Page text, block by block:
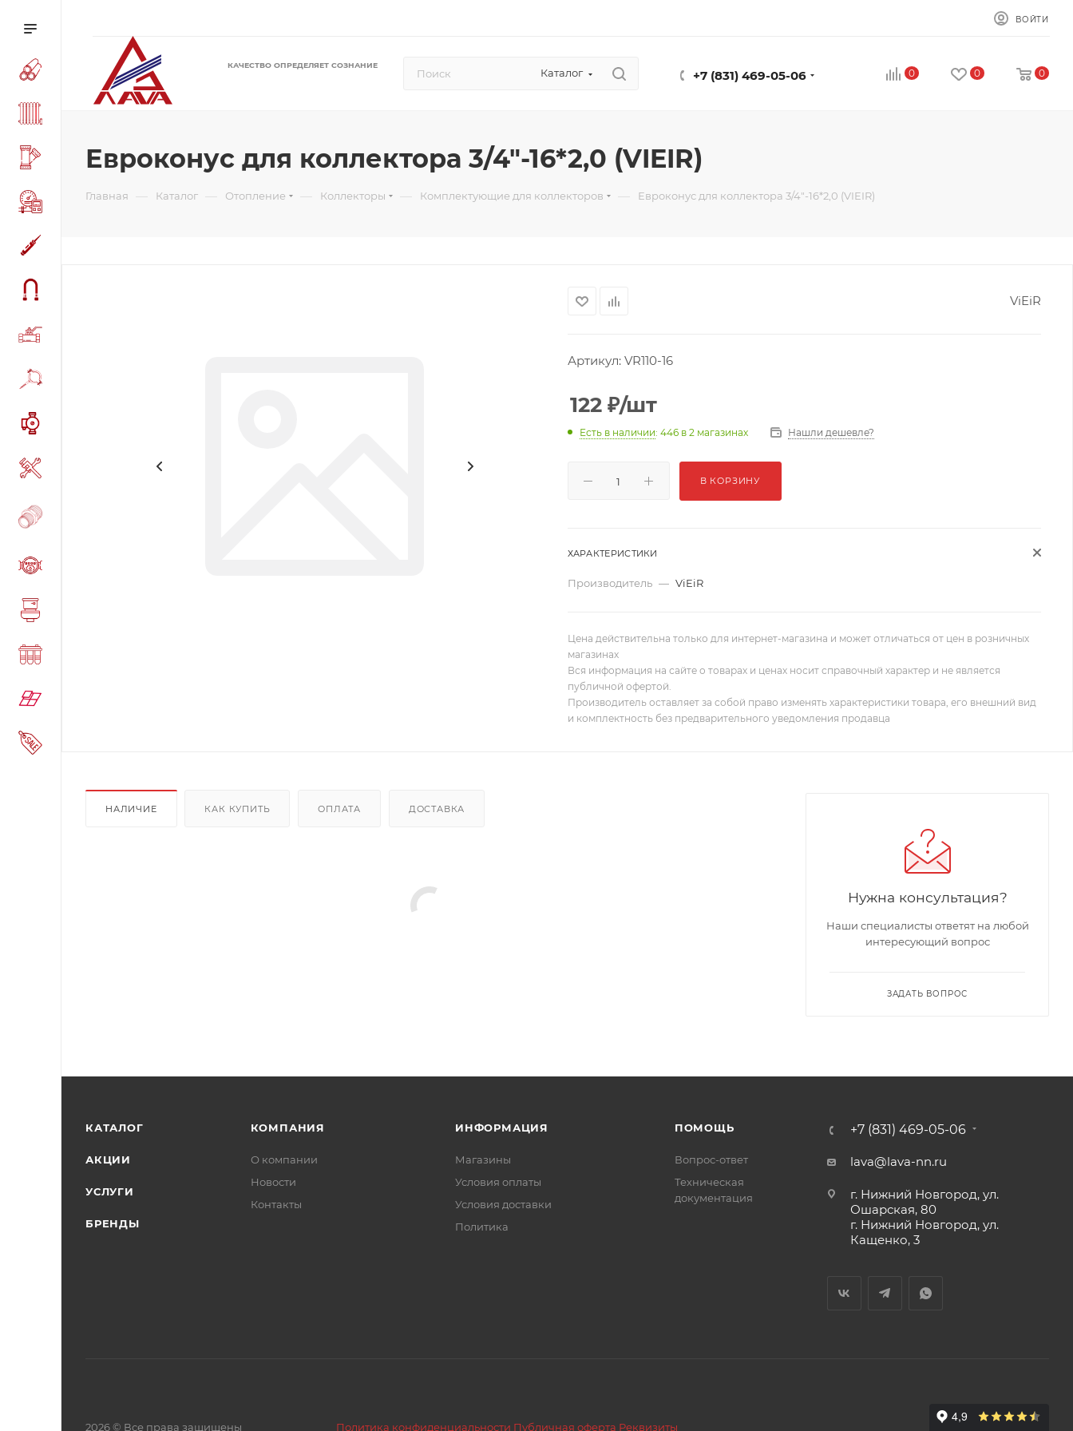
ВОЙТИ
КАЧЕСТВО ОПРЕДЕЛЯЕТ СОЗНАНИЕ
Каталог +7 (831) 469-05-06 0 0 0
Евроконус для коллектора 3/4"-16*2,0 (VIEIR)
Главная — Каталог — Отопление — Коллекторы — Комплектующие для коллекторов — Евроконус для коллектора 3/4"-16*2,0 (VIEIR)
ViEiR
Артикул: VR110-16
122₽/шт
Есть в наличии: 446 в 2 магазинах Нашли дешевле?
В КОРЗИНУ
ХАРАКТЕРИСТИКИ
Производитель — ViEiR
Цена действительна только для интернет-магазина и может отличаться от цен в розничных
магазинах
Вся информация на сайте о товарах и ценах носит справочный характер и не является
публичной офертой.
Производитель оставляет за собой право изменять характеристики товара, его внешний вид
и комплектность без предварительного уведомления продавца
НАЛИЧИЕ КАК КУПИТЬ ОПЛАТА ДОСТАВКА
Нужна консультация?
Наши специалисты ответят на любой
интересующий вопрос
ЗАДАТЬ ВОПРОС
КАТАЛОГ
АКЦИИ
УСЛУГИ
БРЕНДЫ
КОМПАНИЯ
О компании
Новости
Контакты
ИНФОРМАЦИЯ
Магазины
Условия оплаты
Условия доставки
Политика
ПОМОЩЬ
Вопрос-ответ
Техническая
документация
+7 (831) 469-05-06
lava@lava-nn.ru
г. Нижний Новгород, ул.
Ошарская, 80
г. Нижний Новгород, ул.
Кащенко, 3
2026 © Все права защищены Политика конфиденциальности Публичная оферта Реквизиты